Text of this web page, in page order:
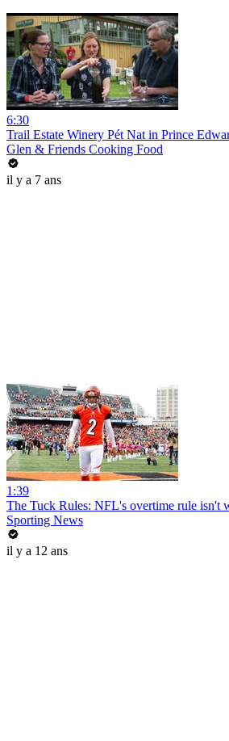
6:30
Trail Estate Winery Pét Nat in Prince
Glen & Friends Cooking Food
il y a 7 ans
1:39
The Tuck Rules: NFL's overtime rule isn't
Sporting News
il y a 12 ans